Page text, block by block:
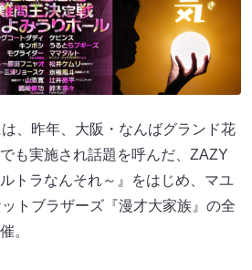
、昨年、大阪・なんばグランド花
も実施され話題を呼んだ、ZAZY
トラなんそれ～』をはじめ、マユ
トブラザーズ『漫才大家族』の全
。